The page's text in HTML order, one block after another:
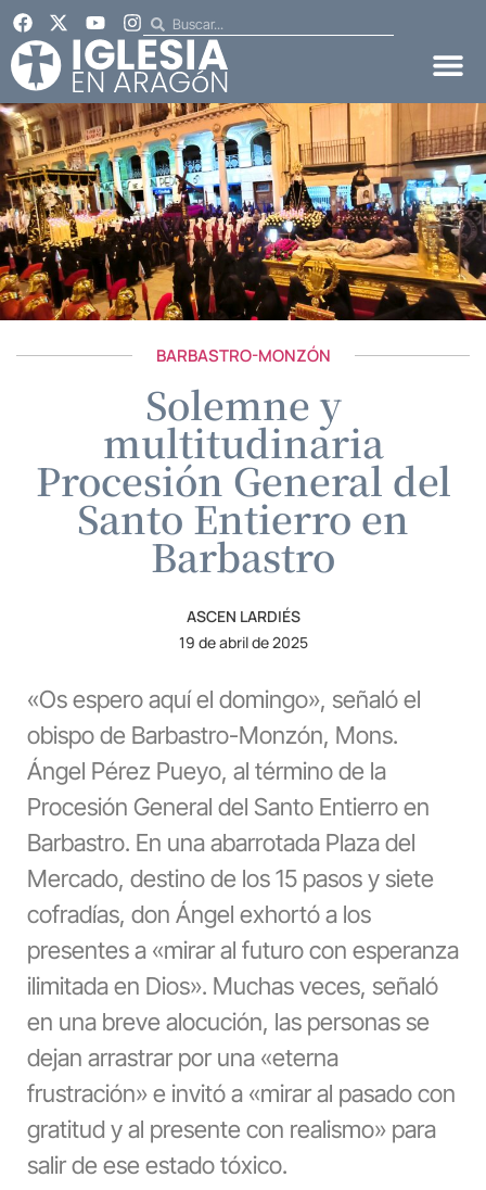
BARBASTRO-MONZÓN
Solemne y
multitudinaria
Procesión General del
Santo Entierro en
Barbastro
ASCEN LARDIÉS
19 de abril de 2025
«Os espero aquí el domingo», señaló el
obispo de Barbastro-Monzón, Mons.
Ángel Pérez Pueyo, al término de la
Procesión General del Santo Entierro en
Barbastro. En una abarrotada Plaza del
Mercado, destino de los 15 pasos y siete
cofradías, don Ángel exhortó a los
presentes a «mirar al futuro con esperanza
ilimitada en Dios». Muchas veces, señaló
en una breve alocución, las personas se
dejan arrastrar por una «eterna
frustración» e invitó a «mirar al pasado con
gratitud y al presente con realismo» para
salir de ese estado tóxico.